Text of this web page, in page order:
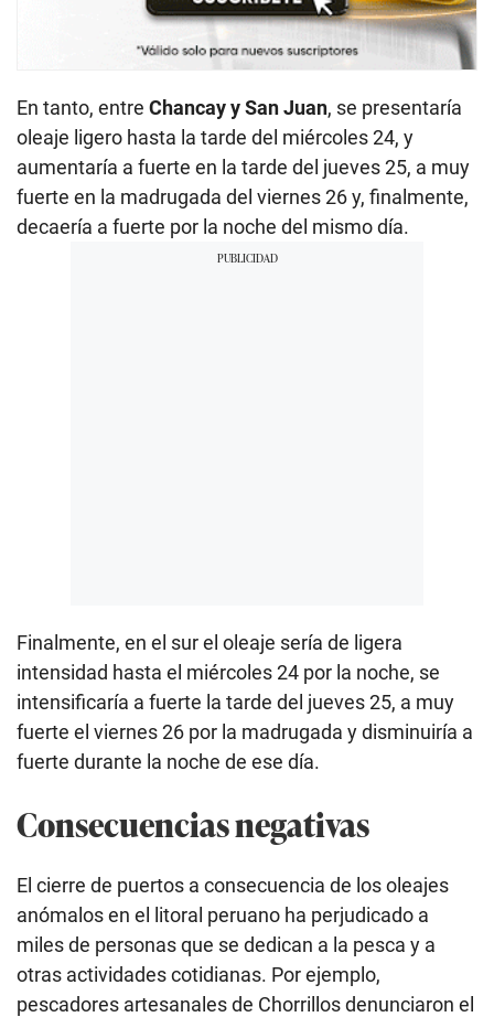
En tanto, entre Chancay y San Juan, se presentaría
oleaje ligero hasta la tarde del miércoles 24, y
aumentaría a fuerte en la tarde del jueves 25, a muy
fuerte en la madrugada del viernes 26 y, finalmente,
decaería a fuerte por la noche del mismo día.
Finalmente, en el sur el oleaje sería de ligera
intensidad hasta el miércoles 24 por la noche, se
intensificaría a fuerte la tarde del jueves 25, a muy
fuerte el viernes 26 por la madrugada y disminuiría a
fuerte durante la noche de ese día.
Consecuencias negativas
El cierre de puertos a consecuencia de los oleajes
anómalos en el litoral peruano ha perjudicado a
miles de personas que se dedican a la pesca y a
otras actividades cotidianas. Por ejemplo,
pescadores artesanales de Chorrillos denunciaron el